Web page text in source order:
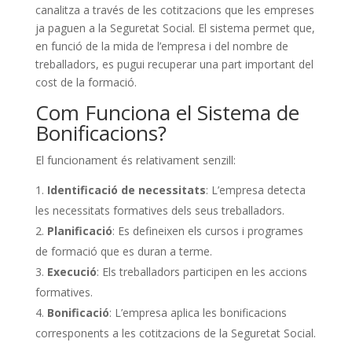
canalitza a través de les cotitzacions que les empreses
ja paguen a la Seguretat Social. El sistema permet que,
en funció de la mida de l’empresa i del nombre de
treballadors, es pugui recuperar una part important del
cost de la formació.
Com Funciona el Sistema de
Bonificacions?
El funcionament és relativament senzill:
Identificació de necessitats: L’empresa detecta
les necessitats formatives dels seus treballadors.
Planificació: Es defineixen els cursos i programes
de formació que es duran a terme.
Execució: Els treballadors participen en les accions
formatives.
Bonificació: L’empresa aplica les bonificacions
corresponents a les cotitzacions de la Seguretat Social.